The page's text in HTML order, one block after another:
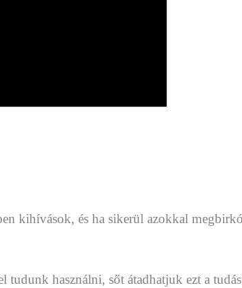
kihívások, és ha sikerül azokkal
használni, sőt átadhatjuk ezt a